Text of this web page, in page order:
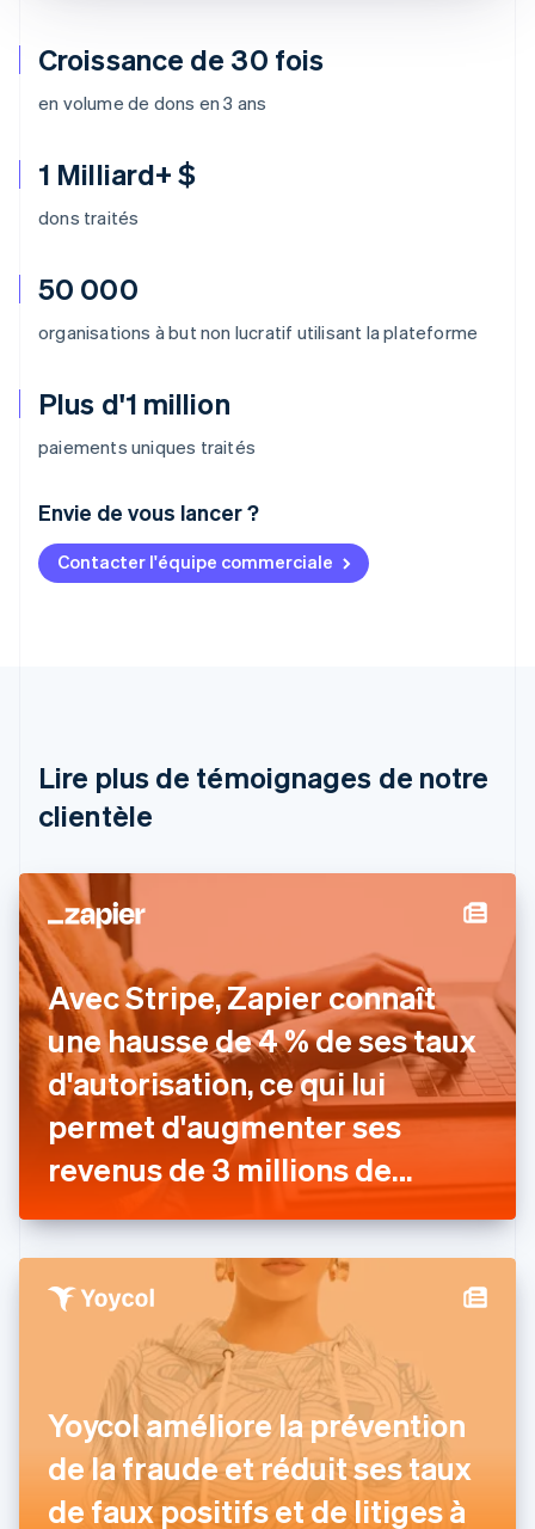
Croissance de 30 fois
en volume de dons en 3 ans
1 Milliard+ $
dons traités
50 000
organisations à but non lucratif utilisant la plateforme
Plus d'1 million
paiements uniques traités
Envie de vous lancer ?
Contacter l'équipe commerciale
Lire plus de témoignages de notre
clientèle
Avec Stripe, Zapier connaît
une hausse de 4 % de ses taux
d'autorisation, ce qui lui
permet d'augmenter ses
revenus de 3 millions de
dollars
Yoycol améliore la prévention
de la fraude et réduit ses taux
de faux positifs et de litiges à
Allemagne
Brésil
PortuguêsEnglish
Bulgarie
English
Chine continentale
简体中文
Chypre
English
Croatie
English Italiano
Danemark
English
Émirats arabes unis
English
EspañolEnglish
English
États-Unis
简体中文
Finlande
English
Gibraltar
English
Grèce
English
Hongrie
English